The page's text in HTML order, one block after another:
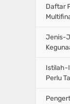
Daftar
Jenis-
Istilah-
Perlu